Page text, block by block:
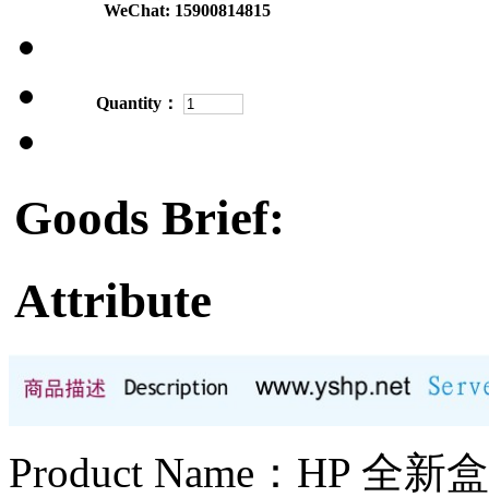
WeChat: 15900814815
Quantity：
Goods Brief:
Attribute
Product Name：HP 全新